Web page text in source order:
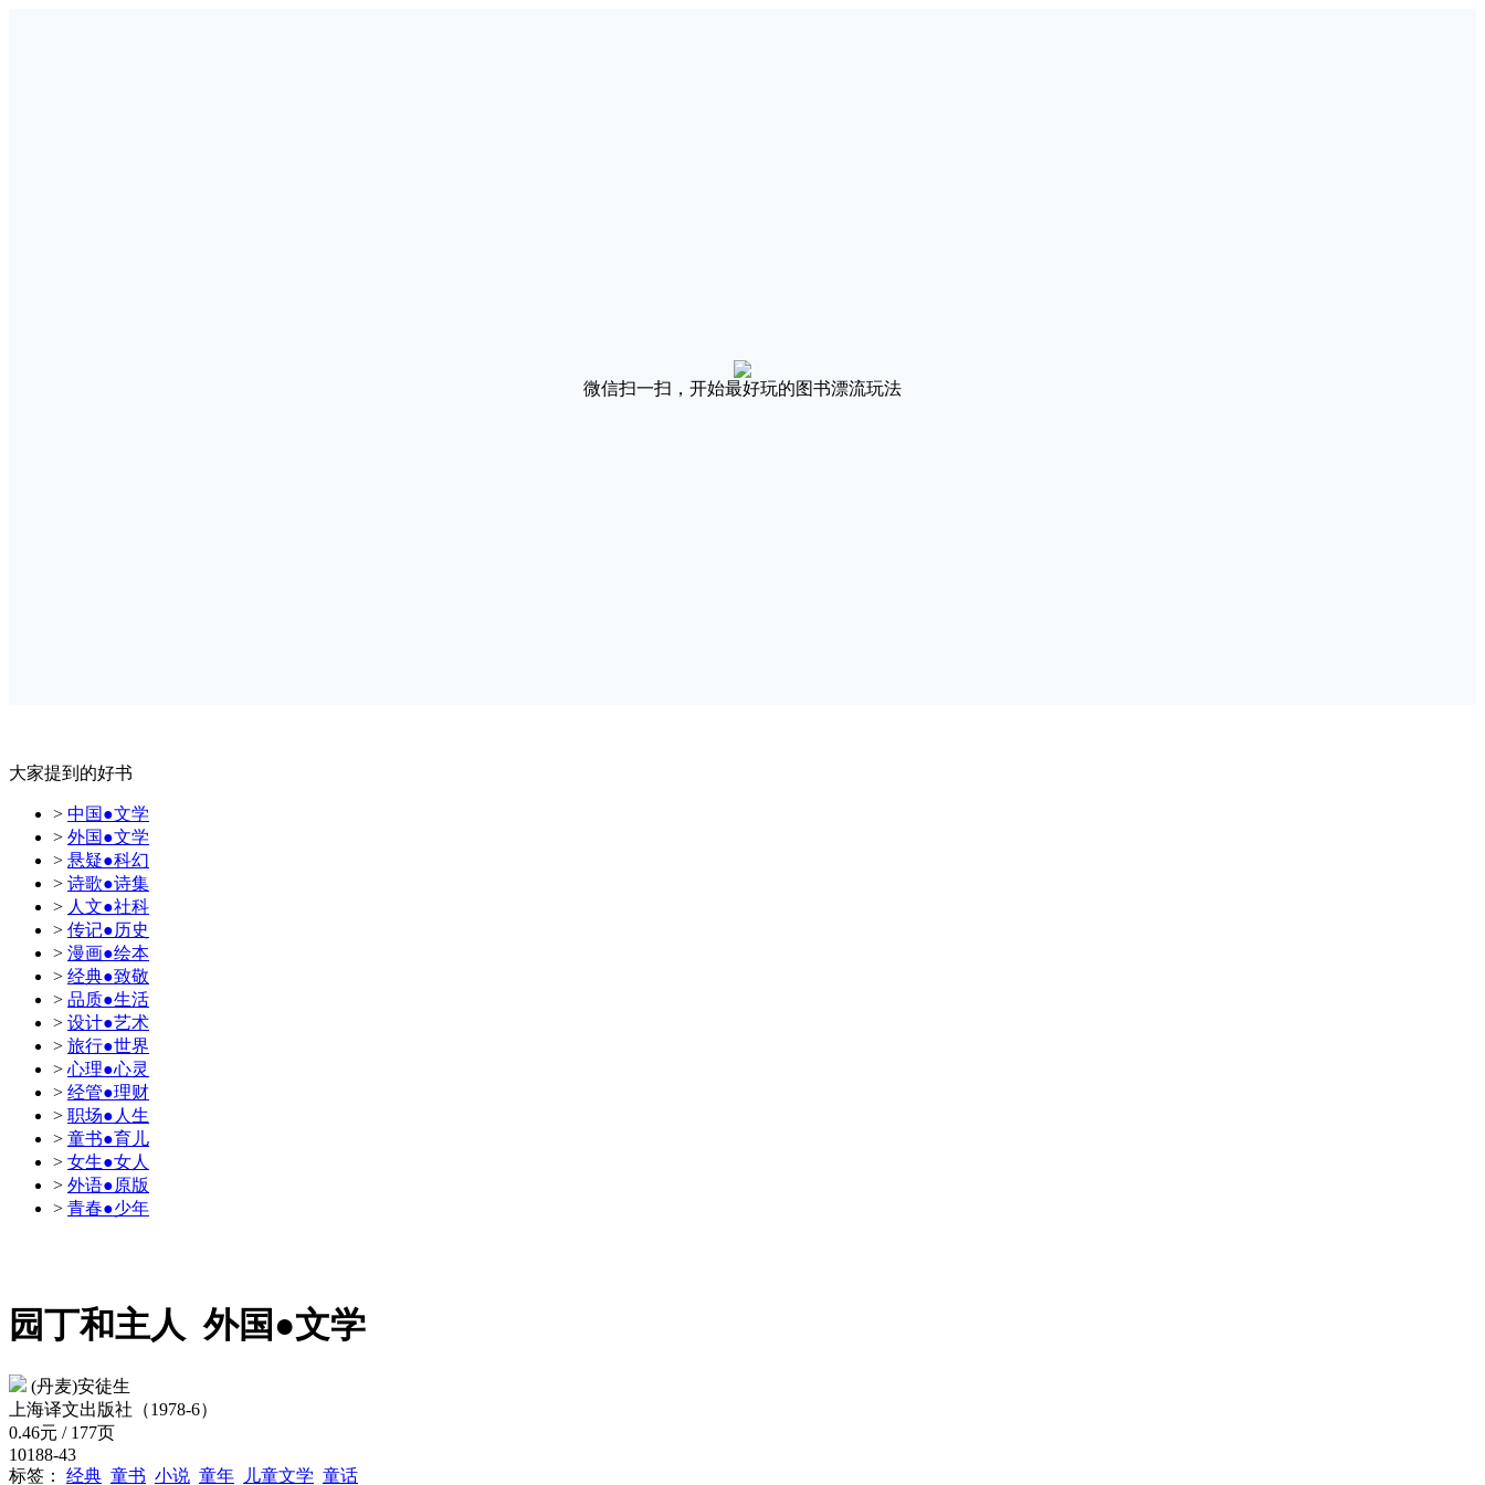
微信扫一扫，开始最好玩的图书漂流玩法
大家提到的好书
> 中国●文学
> 外国●文学
> 悬疑●科幻
> 诗歌●诗集
> 人文●社科
> 传记●历史
> 漫画●绘本
> 经典●致敬
> 品质●生活
> 设计●艺术
> 旅行●世界
> 心理●心灵
> 经管●理财
> 职场●人生
> 童书●育儿
> 女生●女人
> 外语●原版
> 青春●少年
园丁和主人外国●文学
(丹麦)安徒生
上海译文出版社（1978-6）
0.46元 / 177页
10188-43
标签： 经典 童书 小说 童年 儿童文学 童话